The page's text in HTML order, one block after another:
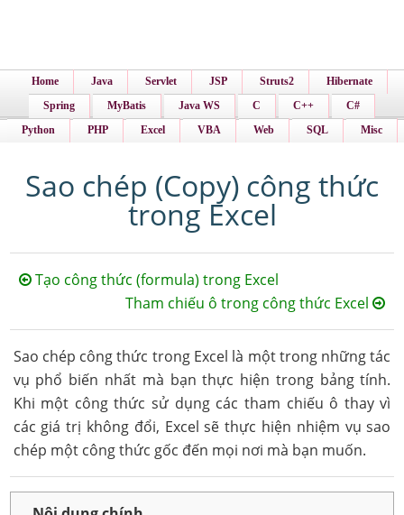
Home Java Servlet JSP Struts2
Hibernate
Spring
MyBatis Java WS C C++
C#
Python
PHP Excel VBA Web SQL Misc
Sao chép (Copy) công thức
trong Excel
Tạo công thức (formula) trong Excel
Tham chiếu ô trong công thức Excel
Sao chép công thức trong Excel là một trong những tác
vụ phổ biến nhất mà bạn thực hiện trong bảng tính.
Khi một công thức sử dụng các tham chiếu ô thay vì
các giá trị không đổi, Excel sẽ thực hiện nhiệm vụ sao
chép một công thức gốc đến mọi nơi mà bạn muốn.